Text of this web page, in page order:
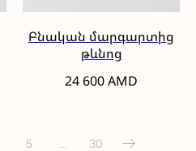
Բնական մարգարտից
թևնոց
24 600AMD
5 30